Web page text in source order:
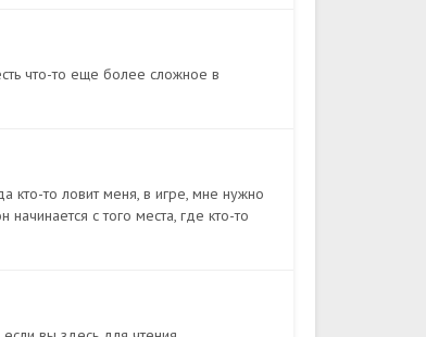
что-то еще более сложное в
кто-то ловит меня, в игре, мне нужно
начинается с того места, где кто-то